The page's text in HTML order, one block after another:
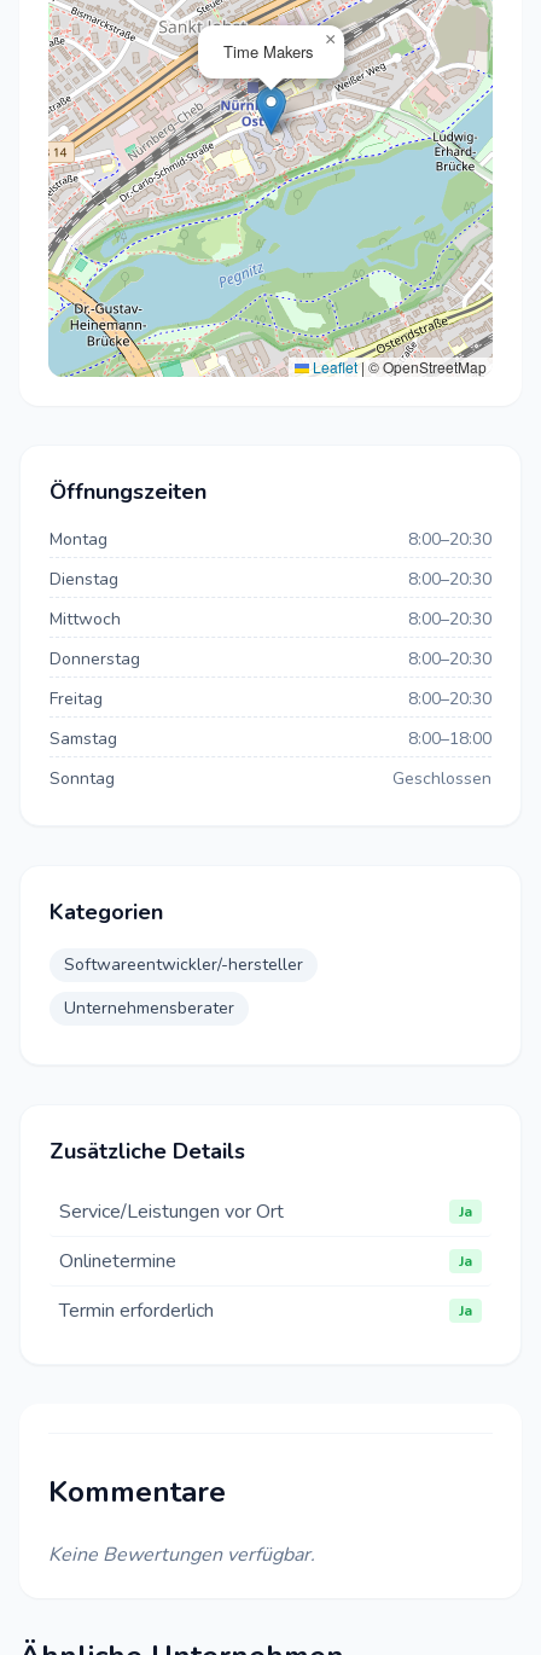
Time Makers
×
Leaflet| © OpenStreetMap
Öffnungszeiten
Montag
8:00–20:30
Dienstag
8:00–20:30
Mittwoch
8:00–20:30
Donnerstag
8:00–20:30
Freitag
8:00–20:30
Samstag
8:00–18:00
Sonntag
Geschlossen
Kategorien
Softwareentwickler/-hersteller
Unternehmensberater
Zusätzliche Details
Service/Leistungen vor Ort Ja
Onlinetermine Ja
Termin erforderlich Ja
Kommentare
Keine Bewertungen verfügbar.